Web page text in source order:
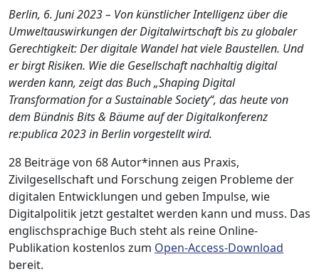
Berlin, 6. Juni 2023 – Von künstlicher Intelligenz über die
Umweltauswirkungen der Digitalwirtschaft bis zu globaler
Gerechtigkeit: Der digitale Wandel hat viele Baustellen. Und
er birgt Risiken. Wie die Gesellschaft nachhaltig digital
werden kann, zeigt das Buch „Shaping Digital
Transformation for a Sustainable Society“, das heute von
dem Bündnis Bits & Bäume auf der Digitalkonferenz
re:publica 2023 in Berlin vorgestellt wird.
28 Beiträge von 68 Autor*innen aus Praxis,
Zivilgesellschaft und Forschung zeigen Probleme der
digitalen Entwicklungen und geben Impulse, wie
Digitalpolitik jetzt gestaltet werden kann und muss. Das
englischsprachige Buch steht als reine Online-
Publikation kostenlos zum Open-Access-Download
bereit.